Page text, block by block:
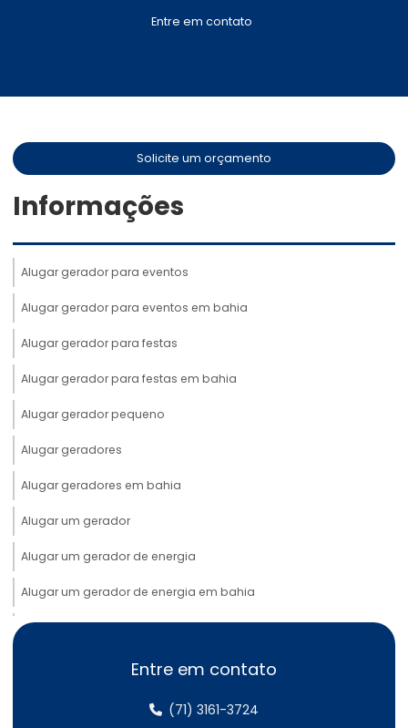
Entre em contato
Solicite um orçamento
Informações
Alugar gerador para eventos
Alugar gerador para eventos em bahia
Alugar gerador para festas
Alugar gerador para festas em bahia
Alugar gerador pequeno
Alugar geradores
Alugar geradores em bahia
Alugar um gerador
Alugar um gerador de energia
Alugar um gerador de energia em bahia
Aluguel de cabos elétricos
Aluguel de cabos elétricos em bahia
Entre em contato
(71) 3161-3724